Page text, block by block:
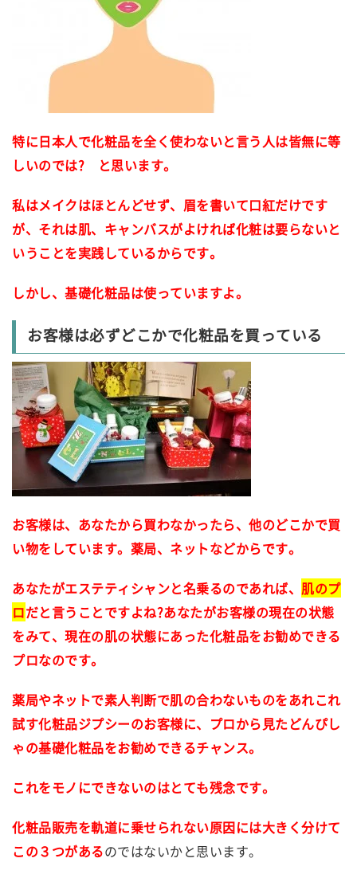
特に日本人で化粧品を全く使わないと言う人は皆無に等
しいのでは? と思います。
私はメイクはほとんどせず、眉を書いて口紅だけです
が、それは肌、キャンバスがよければ化粧は要らないと
いうことを実践しているからです。
しかし、基礎化粧品は使っていますよ。
お客様は必ずどこかで化粧品を買っている
お客様は、あなたから買わなかったら、他のどこかで買
い物をしています。 薬局、ネットなどからです。
あなたがエステティシャンと名乗るのであれば、 肌のプ
ロだと言うことですよね?あなたがお客様の現在の状態
をみて、現在の肌の状態にあった化粧品をお勧めできる
プロなのです。
薬局やネットで素人判断で肌の合わないものをあれこれ
試す化粧品ジプシーのお客様に、プロから見たどんぴし
ゃの基礎化粧品をお勧めできるチャンス。
これをモノにできないのはとても残念です。
化粧品販売を軌道に乗せられない原因には大きく分けて
この３つがあるのではないかと思います。